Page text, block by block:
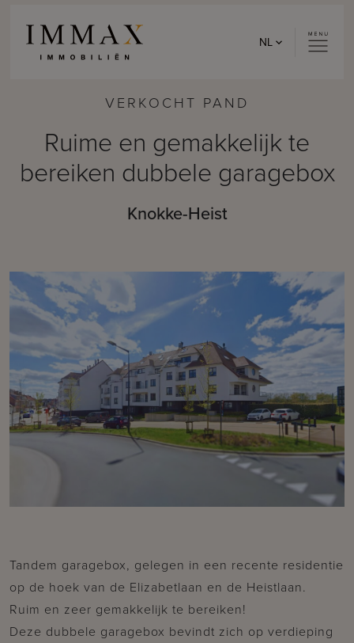
NL
VERKOCHT PAND
Ruime en gemakkelijk te
bereiken dubbele garagebox
Knokke-Heist
Tandem garagebox, gelegen in een recente residentie
op de hoek van de Elizabetlaan en de Heistlaan.
Ruim en zeer gemakkelijk te bereiken!
Deze dubbele garagebox bevindt zich op verdieping